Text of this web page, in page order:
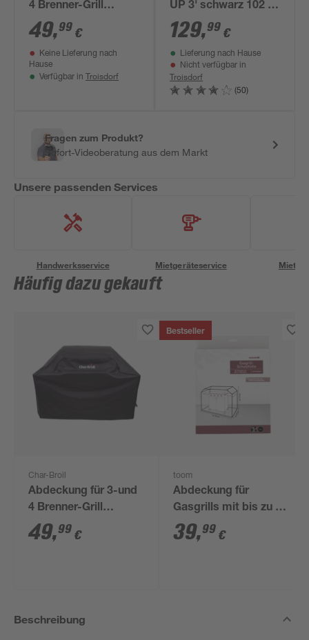
4 Brenner-Grill
schwarz 58 x 132 x
110 cm
49,99 €
Keine Lieferung nach
Hause
Verfügbar in Troisdorf
UP 3' schwarz 102 x
52 x 97 cm
129,99 €
Lieferung nach Hause
Nicht verfügbar in
Troisdorf
(50)
Fragen zum Produkt?
Sofort-Videoberatung aus dem Markt
Unsere passenden Services
Handwerksservice Mietgeräteservice
Häufig dazu gekauft
Char-Broil
Abdeckung für 3-und
4 Brenner-Grill
schwarz 58 x 132 x
110 cm
49,99 €
Bestseller
toom
Abdeckung für
Gasgrills mit bis zu 4
Brennern 70 x 115 x
160 cm
39,99 €
Beschreibung